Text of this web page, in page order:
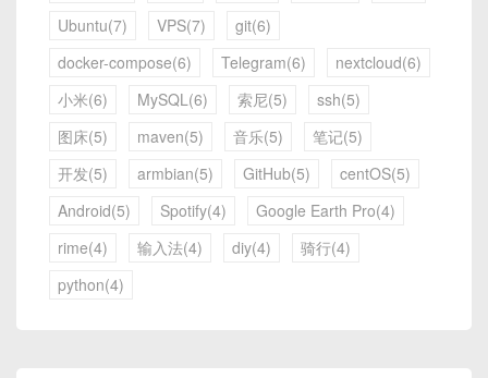
Ubuntu(7) VPS(7)
git(6)
docker-compose(6)
Telegram(6)
nextcloud(6)
小米(6)
MySQL(6) 索尼(5)
ssh(5)
图床(5)
maven(5) 音乐(5)
笔记(5)
开发(5)
armbian(5) GitHub(5)
centOS(5)
Android(5)
Spotify(4)
Google Earth Pro(4)
rime(4)
输入法(4) diy(4)
骑行(4)
python(4)